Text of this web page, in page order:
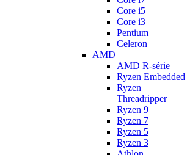
Core i5
Core i3
Pentium
Celeron
AMD
AMD R-série
Ryzen Embedded
Ryzen
Threadripper
Ryzen 9
Ryzen 7
Ryzen 5
Ryzen 3